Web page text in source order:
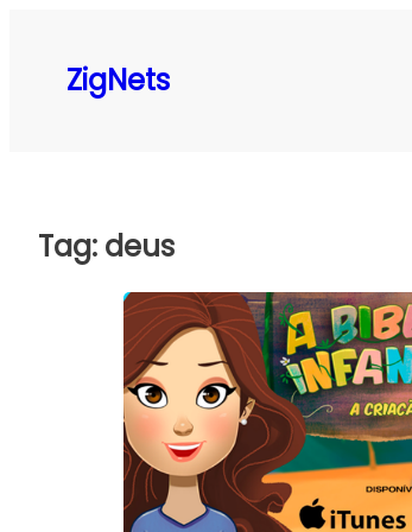
ZigNets
Tag: deus